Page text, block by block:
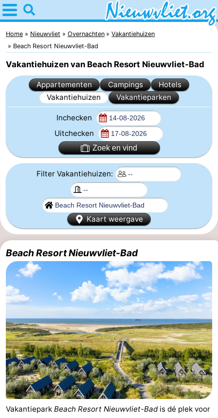
Home
Nieuwvliet
Tips
Voor
Overnachten
Appartementen
Campings
Hotels
Bad
Meersee
-
Beach
Resort
Nieuwvliet-
Bad
-
De
Meulinge
-
EuroParcs
Cadzand
-
Hoogduin
-
Noordzee
Résidence
Cadzand-
Bad
-
Resort
Nieuwvliet-
Bad
-
Schoneveld
-
Strand
-
Home Nieuwvliet Overnachten
Vakantiehuizen
Beach Resort Nieuwvliet-Bad
Vakantiehuizen van Beach Resort Nieuwvliet-Bad
Appartementen Campings
Hotels
Vakantiehuizen
Vakantieparken
Inchecken
Uitchecken
Zoek en vind
Filter Vakantiehuizen:
Kaart weergave
Beach Resort Nieuwvliet-Bad
Vakantiepark Beach Resort Nieuwvliet-Badis dé plek voor